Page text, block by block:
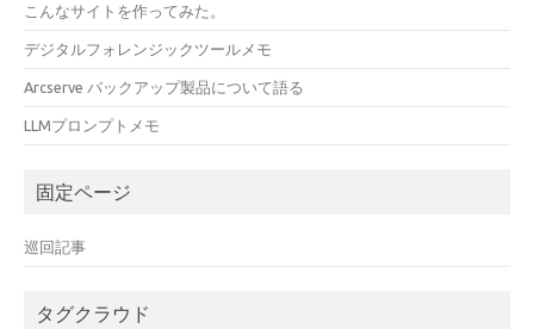
こんなサイトを作ってみた。
デジタルフォレンジックツールメモ
Arcserve バックアップ製品について語る
LLMプロンプトメモ
固定ページ
巡回記事
タグクラウド